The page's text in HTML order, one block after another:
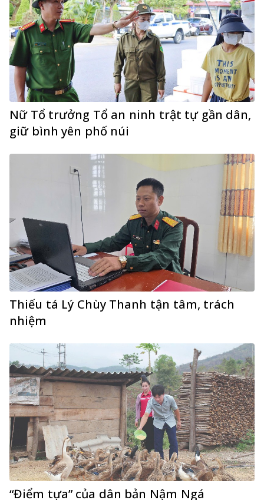
Nữ Tổ trưởng Tổ an ninh trật tự gần dân,
giữ bình yên phố núi
Thiếu tá Lý Chùy Thanh tận tâm, trách
nhiệm
“Điểm tựa” của dân bản Nậm Ngá